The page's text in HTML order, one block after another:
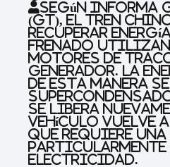
Según informa
(GT), el tren
recuperar
frenado
motores de
generador. La
de esta manera
se libera
vehículo vuelve
que requiere
particularmente
electricidad.